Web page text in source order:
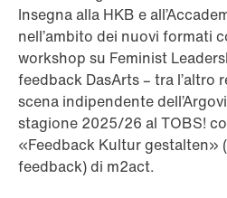
Insegna alla HKB e
nell’ambito dei nuovi formati
workshop su Feminist
feedback DasArts – tra l’altro
scena indipendente
stagione 2025/26 al TOBS!
«Feedback Kultur gestalten»
feedback) di m2act.